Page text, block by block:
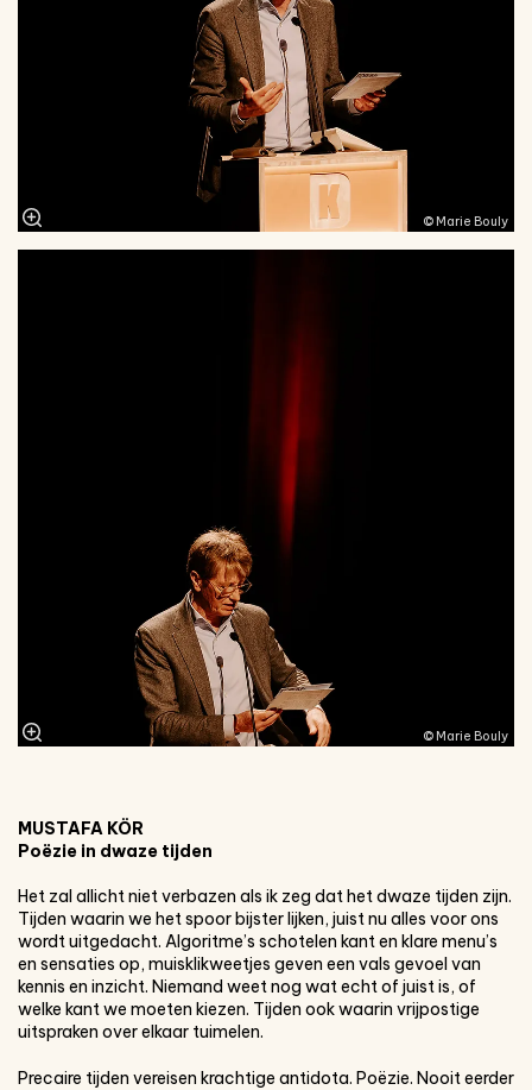
© Marie Bouly
© Marie Bouly
MUSTAFA KÖR
Poëzie in dwaze tijden
Het zal allicht niet verbazen als ik zeg dat het dwaze tijden zijn.
Tijden waarin we het spoor bijster lijken, juist nu alles voor ons
wordt uitgedacht. Algoritme’s schotelen kant en klare menu’s
en sensaties op, muisklikweetjes geven een vals gevoel van
kennis en inzicht. Niemand weet nog wat echt of juist is, of
welke kant we moeten kiezen. Tijden ook waarin vrijpostige
uitspraken over elkaar tuimelen.
Precaire tijden vereisen krachtige antidota. Poëzie. Nooit eerder